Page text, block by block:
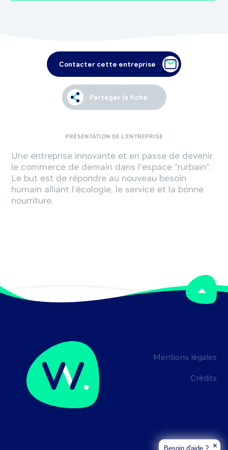
Contacter cette entreprise
Partager la fiche
PRÉSENTATION DE L’ENTREPRISE
Une entreprise innovante et en passe de devenir
le commerce de demain dans l'espace "rurbain".
Le but est de répondre au nouveau besoin
humain alliant l'écologie, le service et la bonne
nourriture.
Mentions légales
Crédits
Besoin d'aide ? ✕